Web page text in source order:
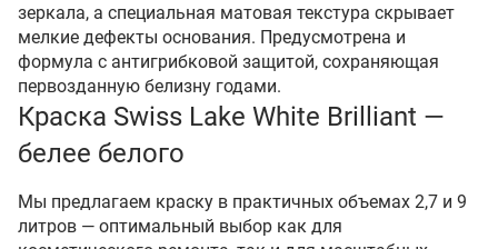
зеркала, а специальная матовая текстура скрывает
мелкие дефекты основания. Предусмотрена и
формула с антигрибковой защитой, сохраняющая
первозданную белизну годами.
Краска Swiss Lake White Brilliant —
белее белого
Мы предлагаем краску в практичных объемах 2,7 и 9
литров — оптимальный выбор как для